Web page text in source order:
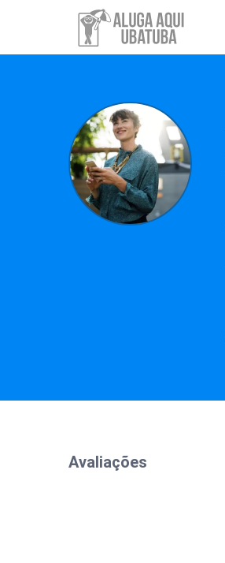
Avaliações